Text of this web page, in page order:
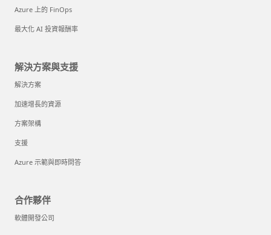
Azure 上的 FinOps
最大化 AI 投資報酬率
解決方案與支援
解決方案
加速增長的資源
方案架構
支援
Azure 示範與即時問答
合作夥伴
軟體開發公司